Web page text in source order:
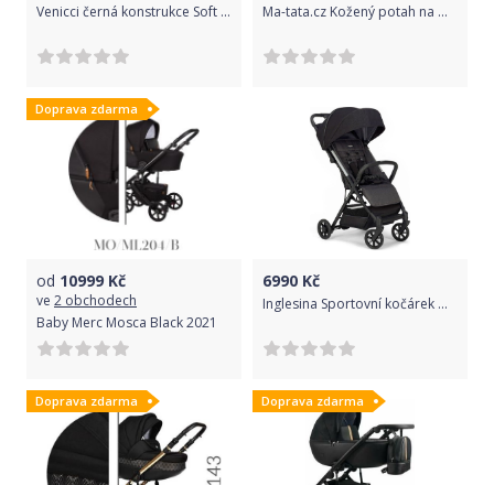
Venicci černá konstrukce Soft Denim Black 2021 Ma-tata.cz Kožený potah na madlo kočárku Thule - dítě Barva: černá, Rozměry: délka 33 cm, obvod 11,5 cm, Model kočárku: Thule Urban Glide 2
Doprava zdarma
od 10999 Kč
ve 2 obchodech
Baby Merc Mosca Black 2021
6990 Kč
Inglesina Sportovní kočárek Quid2 2022 Puma Black
Doprava zdarma Doprava zdarma